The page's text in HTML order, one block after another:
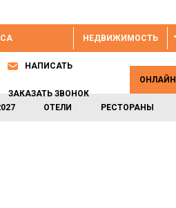
НЕДВИЖИМОСТЬ
ОТЕЛИ РЕСТОРАНЫ
НАПИСАТЬ
ЗАКАЗАТЬ ЗВОНОК